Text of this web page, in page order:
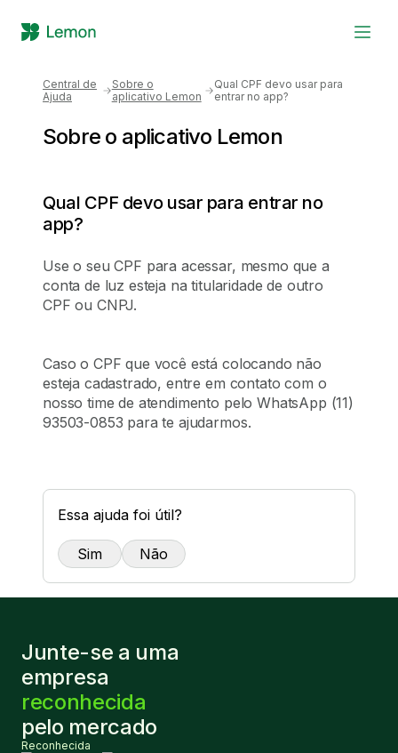
Como funciona
Simule sua economia
Blog
Ajuda
Já sou cliente
Central de
Ajuda
Sobre o
aplicativo Lemon
Qual CPF devo usar para
entrar no app?
Sobre o aplicativo Lemon
Qual CPF devo usar para entrar no
app?
Use o seu CPF para acessar, mesmo que a
conta de luz esteja na titularidade de outro
CPF ou CNPJ.
Caso o CPF que você está colocando não
esteja cadastrado, entre em contato com o
nosso time de atendimento pelo WhatsApp (11)
93503-0853 para te ajudarmos.
Essa ajuda foi útil?
Sim Não
Junte-se a uma
empresa
reconhecida
pelo mercado
Reconhecida